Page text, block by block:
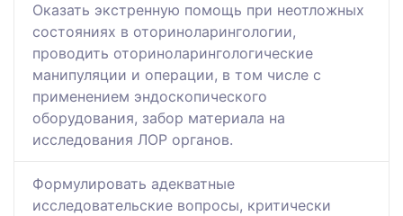
Оказать экстренную помощь при неотложных
состояниях в оториноларингологии,
проводить оториноларингологические
манипуляции и операции, в том числе с
применением эндоскопического
оборудования, забор материала на
исследования ЛОР органов.
Формулировать адекватные
исследовательские вопросы, критически